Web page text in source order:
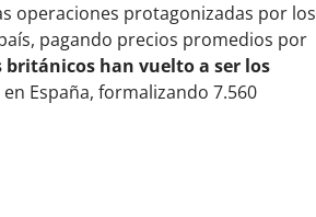
operaciones protagonizadas por los
pagando precios promedios por
británicos han vuelto a ser los
España, formalizando 7.560